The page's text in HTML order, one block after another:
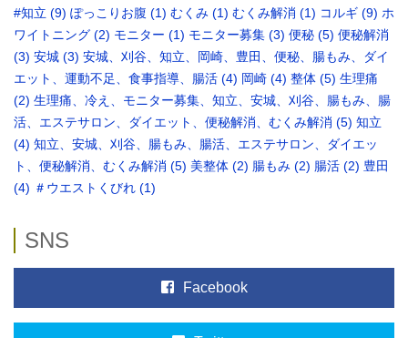
‪#知立 (9) ぽっこりお腹 (1) むくみ (1) むくみ解消 (1) コルギ (9) ホ
ワイトニング (2) モニター (1) モニター募集 (3) 便秘 (5) 便秘解消
(3) 安城 (3) 安城、刈谷、知立、岡崎、豊田、便秘、腸もみ、ダイ
エット、運動不足、食事指導、腸活 (4) 岡崎 (4) 整体 (5) 生理痛
(2) 生理痛、冷え、モニター募集、知立、安城、刈谷、腸もみ、腸
活、エステサロン、ダイエット、便秘解消、むくみ解消 (5) 知立
(4) 知立、安城、刈谷、腸もみ、腸活、エステサロン、ダイエッ
ト、便秘解消、むくみ解消 (5) 美整体 (2) 腸もみ (2) 腸活 (2) 豊田
(4) ＃ウエストくびれ (1)
SNS
Facebook